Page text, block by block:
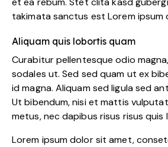
takimata sanctus est Lorem ipsum
Aliquam quis lobortis quam
Curabitur pellentesque odio
sodales ut. Sed sed quam ut ex
id magna. Aliquam sed ligula sed
Ut bibendum, nisi et mattis
metus, nec dapibus risus risus quis
Lorem ipsum dolor sit amet,